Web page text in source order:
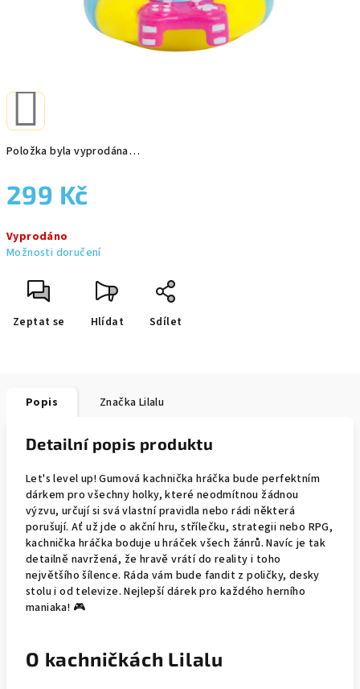
Položka byla vyprodána…
299 Kč
cena:
Vyprodáno
Možnosti doručení
Zeptat se Hlídat Sdílet
Popis Značka Lilalu
Detailní popis produktu
Let's level up! Gumová kachnička hráčka bude perfektním
dárkem pro všechny holky, které neodmítnou žádnou
výzvu, určují si svá vlastní pravidla nebo rádi některá
porušují. Ať už jde o akční hru, střílečku, strategii nebo RPG,
kachnička hráčka boduje u hráček všech žánrů. Navíc je tak
detailně navržená, že hravě vrátí do reality i toho
největšího šílence. Ráda vám bude fandit z poličky, desky
stolu i od televize. Nejlepší dárek pro každého herního
maniaka! 🎮
O kachničkách Lilalu